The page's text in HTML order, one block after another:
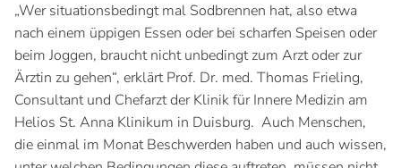
„Wer situationsbedingt mal Sodbrennen hat, also etwa
nach einem üppigen Essen oder bei scharfen Speisen oder
beim Joggen, braucht nicht unbedingt zum Arzt oder zur
Ärztin zu gehen“, erklärt Prof. Dr. med. Thomas Frieling,
Consultant und Chefarzt der Klinik für Innere Medizin am
Helios St. Anna Klinikum in Duisburg. Auch Menschen,
die einmal im Monat Beschwerden haben und auch wissen,